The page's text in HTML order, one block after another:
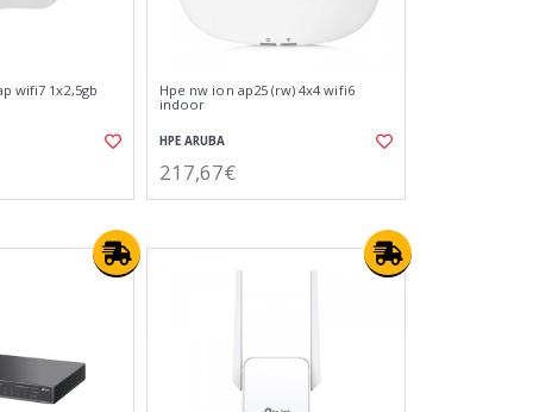
wifi7 1x2,5gb
Hpe nw ion ap25 (rw) 4x4 wifi6
indoor
HPE ARUBA
217,67€